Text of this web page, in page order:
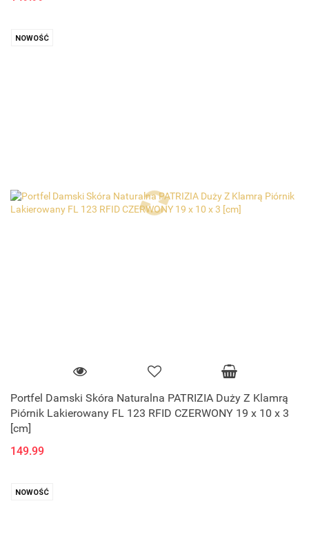
NOWOŚĆ
Portfel Damski Skóra Naturalna PATRIZIA Duży Z Klamrą
Piórnik Lakierowany FL 123 RFID CZERWONY 19 x 10 x 3
[cm]
149.99
NOWOŚĆ